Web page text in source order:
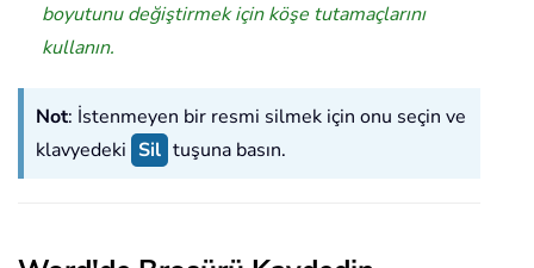
boyutunu değiştirmek için köşe tutamaçlarını
kullanın.
Not: İstenmeyen bir resmi silmek için onu seçin ve
klavyedeki Sil tuşuna basın.